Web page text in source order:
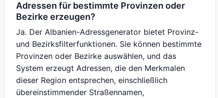
Adressen für bestimmte Provinzen oder
Bezirke erzeugen?
Ja. Der Albanien-Adressgenerator bietet Provinz-
und Bezirksfilterfunktionen. Sie können bestimmte
Provinzen oder Bezirke auswählen, und das
System erzeugt Adressen, die den Merkmalen
dieser Region entsprechen, einschließlich
übereinstimmender Straßennamen,